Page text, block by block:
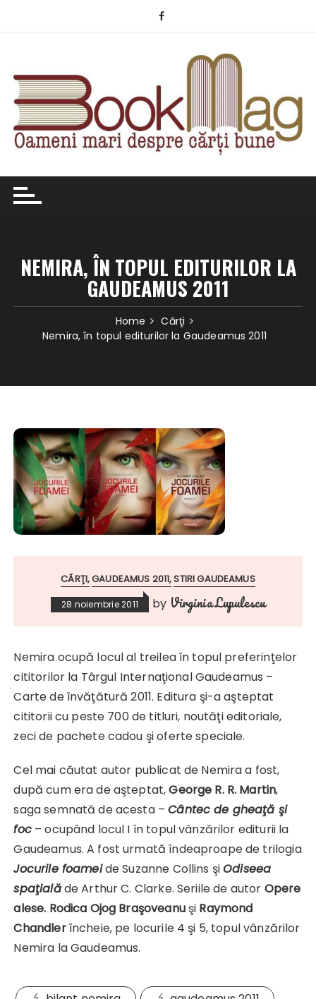
NEMIRA, ÎN TOPUL EDITURILOR LA
GAUDEAMUS 2011
Home
Cărţi
Nemira, în topul editurilor la Gaudeamus 2011
CĂRŢI GAUDEAMUS 2011 STIRI GAUDEAMUS
28 noiembrie 2011 by Virginia Lupulescu
Nemira ocupă locul al treilea în topul preferinţelor
cititorilor la Târgul Internaţional Gaudeamus –
Carte de învăţătură 2011. Editura şi-a aşteptat
cititorii cu peste 700 de titluri, noutăţi editoriale,
zeci de pachete cadou şi oferte speciale.
Cel mai căutat autor publicat de Nemira a fost,
după cum era de aşteptat,George R. R. Martin,
saga semnată de acesta –Cântec de gheaţă şi
foc– ocupând locul I în topul vânzărilor editurii la
Gaudeamus. A fost urmată îndeaproape de trilogia
Jocurile foameide Suzanne Collins şiOdiseea
spaţialăde Arthur C. Clarke. Seriile de autor Opere
alese. Rodica Ojog Braşoveanuşi Raymond
Chandlerîncheie, pe locurile 4 şi 5, topul vânzărilor
Nemira la Gaudeamus.